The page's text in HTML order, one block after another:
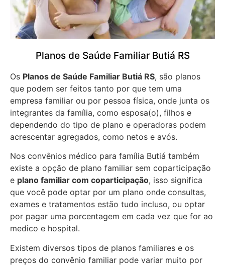
Planos de Saúde Familiar Butiá RS
Os Planos de Saúde Familiar Butiá RS, são planos
que podem ser feitos tanto por que tem uma
empresa familiar ou por pessoa física, onde junta os
integrantes da família, como esposa(o), filhos e
dependendo do tipo de plano e operadoras podem
acrescentar agregados, como netos e avós.
Nos convênios médico para família Butiá também
existe a opção de plano familiar sem coparticipação
e plano familiar com coparticipação, isso significa
que você pode optar por um plano onde consultas,
exames e tratamentos estão tudo incluso, ou optar
por pagar uma porcentagem em cada vez que for ao
medico e hospital.
Existem diversos tipos de planos familiares e os
preços do convênio familiar pode variar muito por